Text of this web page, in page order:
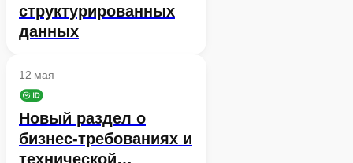
структурированных
данных
12 мая
Новый раздел о
бизнес-требованиях и
технической